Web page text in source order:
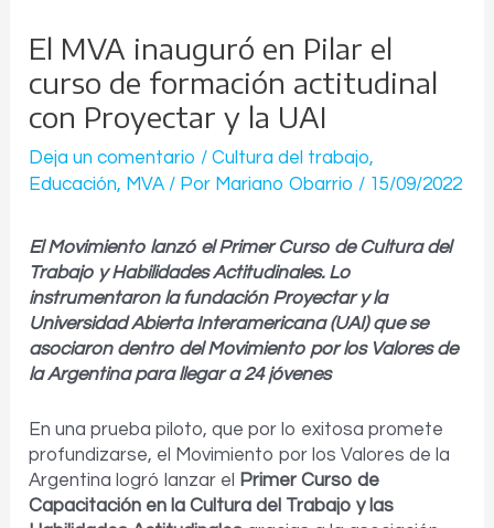
El MVA inauguró en Pilar el
curso de formación actitudinal
con Proyectar y la UAI
Deja un comentario /Cultura del trabajo,
Educación, MVA / Por Mariano Obarrio / 15/09/2022
El Movimiento lanzó el Primer Curso de Cultura del
Trabajo y Habilidades Actitudinales. Lo
instrumentaron la fundación Proyectar y la
Universidad Abierta Interamericana (UAI) que se
asociaron dentro del Movimiento por los Valores de
la Argentina para llegar a 24 jóvenes
En una prueba piloto, que por lo exitosa promete
profundizarse, el Movimiento por los Valores de la
Argentina logró lanzar el
Primer Curso de
Capacitación en la Cultura del Trabajo y las